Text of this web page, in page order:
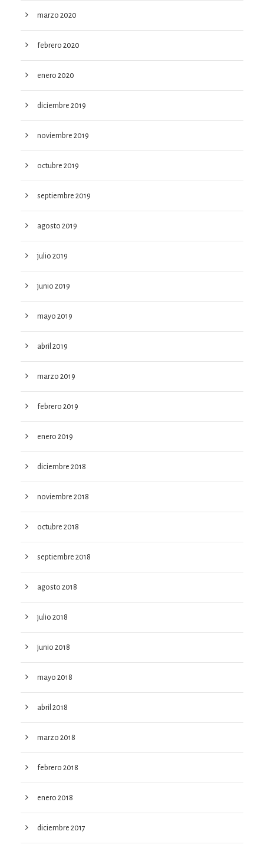
marzo 2020
febrero 2020
enero 2020
diciembre 2019
noviembre 2019
octubre 2019
septiembre 2019
agosto 2019
julio 2019
junio 2019
mayo 2019
abril 2019
marzo 2019
febrero 2019
enero 2019
diciembre 2018
noviembre 2018
octubre 2018
septiembre 2018
agosto 2018
julio 2018
junio 2018
mayo 2018
abril 2018
marzo 2018
febrero 2018
enero 2018
diciembre 2017